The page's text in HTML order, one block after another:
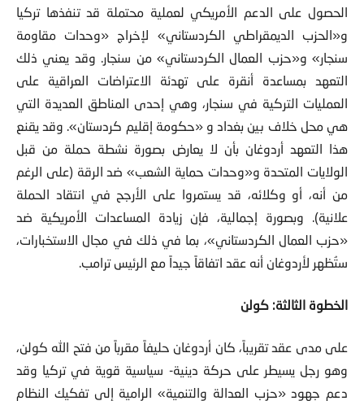
الحصول على الدعم الأمريكي لعملية محتملة قد تنفذها تركيا
و«الحزب الديمقراطي الكردستاني» لإخراج «وحدات مقاومة
سنجار» و«حزب العمال الكردستاني» من سنجار. وقد يعني ذلك
التعهد بمساعدة أنقرة على تهدئة الاعتراضات العراقية على
العمليات التركية في سنجار، وهي إحدى المناطق العديدة التي
هي محل خلاف بين بغداد و «حكومة إقليم كردستان». وقد يقنع
هذا التعهد أردوغان بأن لا يعارض بصورة نشطة حملة من قبل
الولايات المتحدة و«وحدات حماية الشعب» ضد الرقة (على الرغم
من أنه، أو وكلائه، قد يستمروا على الأرجح في انتقاد الحملة
علانية). وبصورة إجمالية، فإن زيادة المساعدات الأمريكية ضد
«حزب العمال الكردستاني»، بما في ذلك في مجال الاستخبارات،
ستُظهر لأردوغان أنه عقد اتفاقاً جيداً مع الرئيس ترامب.
الخطوة الثالثة: كولن
على مدى عقد تقريباً، كان أردوغان حليفاً مقرباً من فتح الله كولن،
وهو رجل يسيطر على حركة دينية- سياسية قوية في تركيا وقد
دعم جهود «حزب العدالة والتنمية» الرامية إلى تفكيك النظام